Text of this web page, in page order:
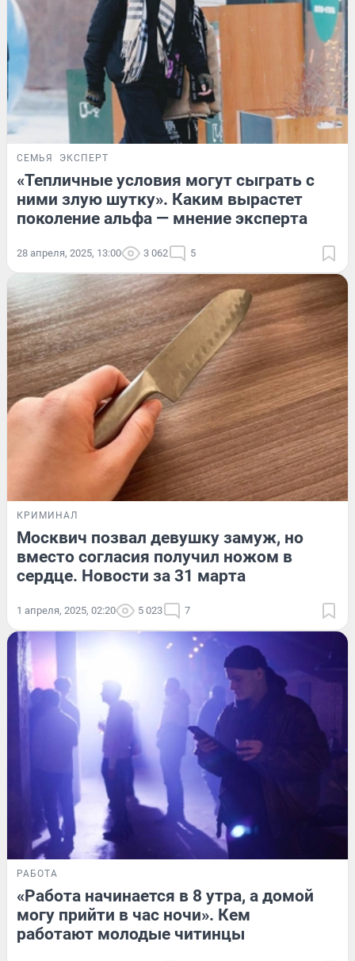
СЕМЬЯ ЭКСПЕРТ
«Тепличные условия могут сыграть с
ними злую шутку». Каким вырастет
поколение альфа — мнение эксперта
28 апреля, 2025, 13:00 3 062 5
КРИМИНАЛ
Москвич позвал девушку замуж, но
вместо согласия получил ножом в
сердце. Новости за 31 марта
1 апреля, 2025, 02:20 5 023 7
РАБОТА
«Работа начинается в 8 утра, а домой
могу прийти в час ночи». Кем
работают молодые читинцы